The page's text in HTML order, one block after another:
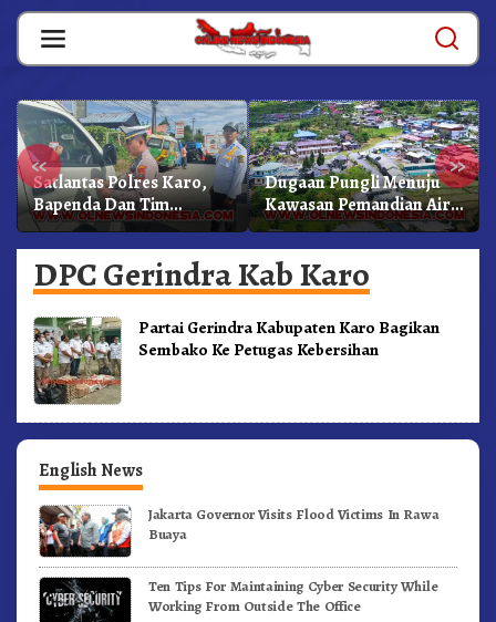
Skip
content
« »
Satlantas Polres Karo,
Bapenda Dan Tim
Lainnya Gelar Oprasi
Sadar Pajak Kenderaan
Dugaan Pungli Menuju
Kawasan Pemandian Air
Panas Semangat Gunung
– Doulu Foto Dan
Videokan!
DPC Gerindra Kab Karo
Partai Gerindra Kabupaten Karo Bagikan
Sembako Ke Petugas Kebersihan
English News
Jakarta Governor Visits Flood Victims In Rawa
Buaya
Ten Tips For Maintaining Cyber Security While
Working From Outside The Office